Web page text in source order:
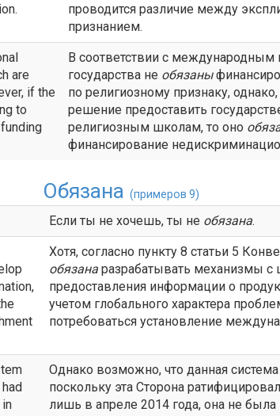
проводится различие между
признанием.
are
if the
to
В соответствии с международным
государства не обязаны
по религиозному признаку,
решение предоставить
религиозным школам, то оно
финансирование
Обязана (примеров 9)
Если ты не хочешь, ты не обязана.
Хотя, согласно пункту 8 статьи 5
обязана разрабатывать механизмы с
предоставления информации о
учетом глобального характера
потребоваться установление
Однако возможно, что данная
поскольку эта Сторона
лишь в апреле 2014 года, она не была